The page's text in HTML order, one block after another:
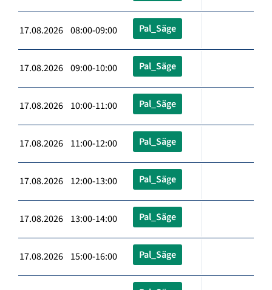
17.08.2026 08:00-09:00 Pal_Säge
17.08.2026 09:00-10:00 Pal_Säge
17.08.2026 10:00-11:00 Pal_Säge
17.08.2026 11:00-12:00 Pal_Säge
17.08.2026 12:00-13:00 Pal_Säge
17.08.2026 13:00-14:00 Pal_Säge
17.08.2026 15:00-16:00 Pal_Säge